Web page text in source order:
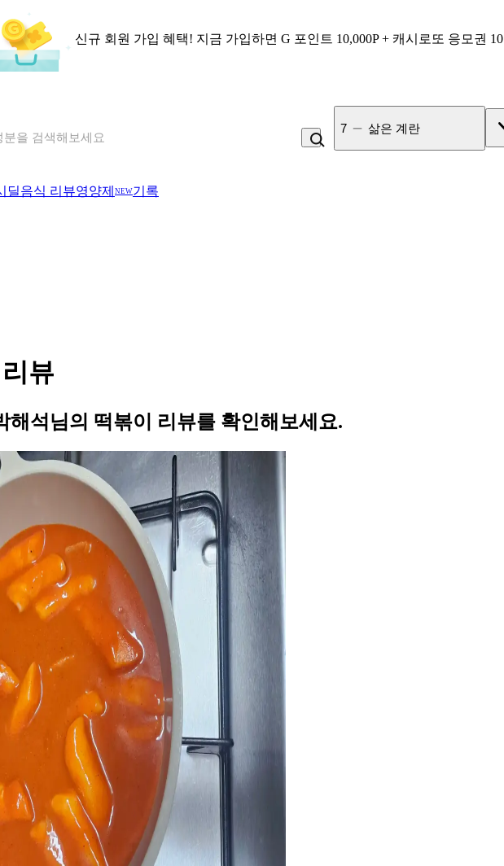
신규 회원 가입 혜택! 지금 가입하면 G 포인트 10,000P + 캐시로또 응모권
음식 검색해보세요
8 바나나
딜음식 리뷰영양제 NEW기록
뷰
해석님의 떡볶이 리뷰를 확인해보세요.